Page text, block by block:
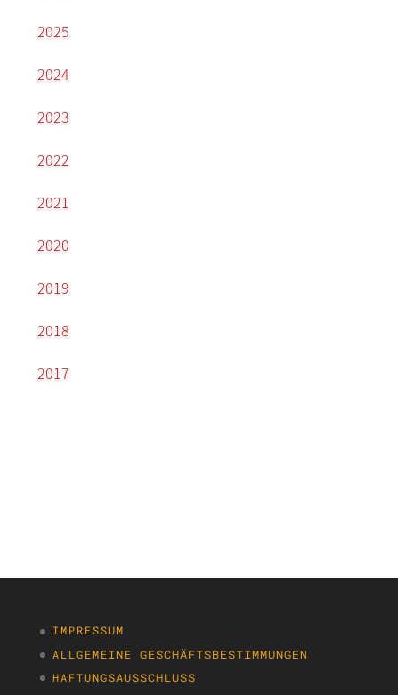
2025
2024
2023
2022
2021
2020
2019
2018
2017
IMPRESSUM
ALLGEMEINE GESCHÄFTSBESTIMMUNGEN
HAFTUNGSAUSSCHLUSS